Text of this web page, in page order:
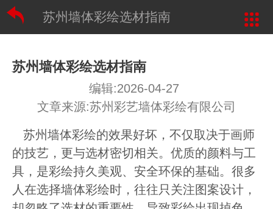
苏州墙体彩绘选材指南
苏州墙体彩绘选材指南
编辑:2026-04-27
文章来源:苏州彩艺墙体彩绘有限公司
苏州墙体彩绘的效果好坏，不仅取决于画师
的技艺，更与选材密切相关。优质的颜料与工
具，是彩绘持久美观、安全环保的基础。很多
人在选择墙体彩绘时，往往只关注图案设计，